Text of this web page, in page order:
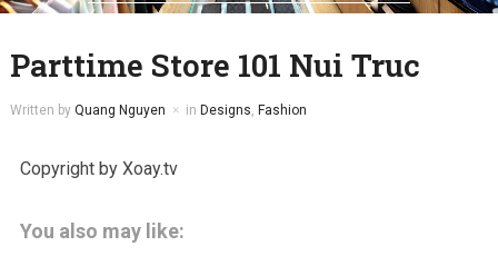
Parttime Store 101 Nui Truc
Written by Quang Nguyen in Designs, Fashion
Copyright by Xoay.tv
You also may like: